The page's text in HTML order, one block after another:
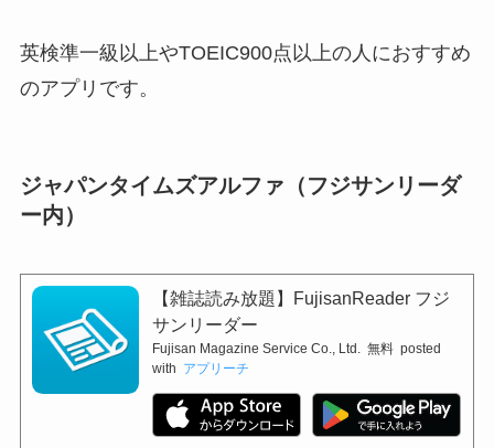
英検準一級以上やTOEIC900点以上の人におすすめ
のアプリです。
ジャパンタイムズアルファ（フジサンリーダ
ー内）
【雑誌読み放題】FujisanReader フジ
サンリーダー
Fujisan Magazine Service Co., Ltd. 無料 posted
with アプリーチ